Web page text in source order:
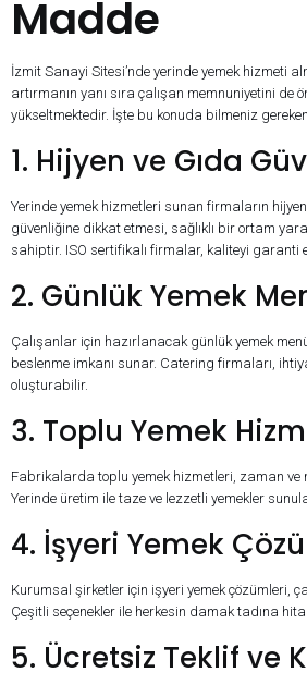
Madde
İzmit Sanayi Sitesi’nde yerinde yemek hizmeti
artırmanın yanı sıra çalışan memnuniyetini de
yükseltmektedir. İşte bu konuda bilmeniz
1. Hijyen ve Gıda
Yerinde yemek hizmetleri sunan firmaların
güvenliğine dikkat etmesi, sağlıklı bir ortam
sahiptir. ISO sertifikalı firmalar, kaliteyi garanti
2. Günlük Yemek
Çalışanlar için hazırlanacak günlük yemek
beslenme imkanı sunar. Catering firmaları,
oluşturabilir.
3. Toplu Yemek
Fabrikalarda toplu yemek hizmetleri, zaman
Yerinde üretim ile taze ve lezzetli yemekler
4. İşyeri Yemek
Kurumsal şirketler için işyeri yemek çözümleri,
Çeşitli seçenekler ile herkesin damak tadına
5. Ücretsiz Teklif ve